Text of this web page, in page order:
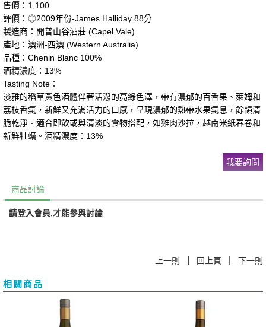
售價：1,100
評價：◎2009年份-James Halliday 88分
製造商：開普山谷酒莊 (Capel Vale)
產地：澳洲-西澳 (Western Australia)
品種：Chenin Blanc 100%
酒精濃度：13%
Tasting Note：
淡雅的稻草黃色酒體伴著活潑的亮綠色澤，帶有濃郁的百香果、萊姆和
荔枝香氣，新鮮又充滿活力的口感，呈現濃郁的熱帶水果氣息，餘韻清
脆乾淨。適合即飲或與清淡的食物搭配，如雞肉沙拉，越南米紙春卷和
新鮮牡蠣。酒精濃度：13%
我要詢問
商品討論
請登入會員,才能參與討論
上一則 回上頁 下一則
相關商品